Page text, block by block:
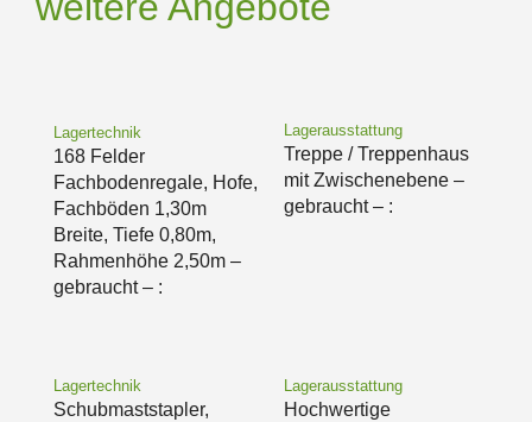
Lagertechnik
168 Felder
Fachbodenregale, Hofe,
Fachböden 1,30m
Breite, Tiefe 0,80m,
Rahmenhöhe 2,50m –
gebraucht – :
Lagerausstattung
Treppe / Treppenhaus
mit Zwischenebene –
gebraucht – :
Lagertechnik
Schubmaststapler,
Lagerausstattung
Hochwertige